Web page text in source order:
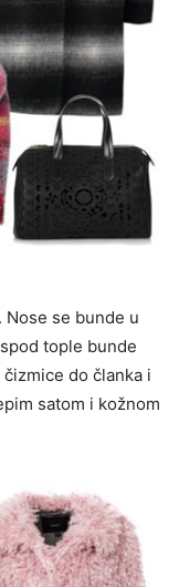
se bunde u
tople bunde
do članka i
satom i kožnom